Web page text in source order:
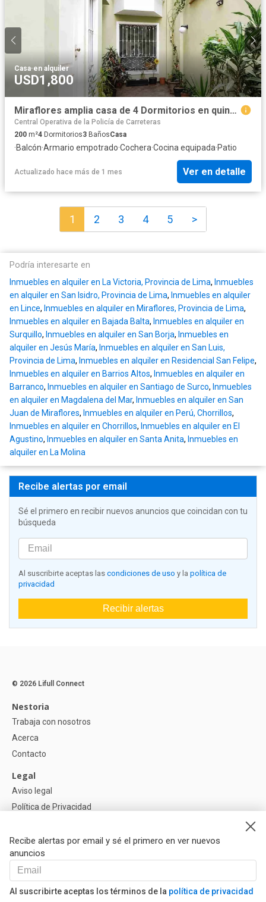
Casa·en alquiler
USD1,800
Miraflores amplia casa de 4 Dormitorios en quinta, excelente ubicación
Central Operativa de la Policía de Carreteras
200 m²4 Dormitorios3 BañosCasa
·Balcón·Armario empotrado·Cochera·Cocina equipada·Patio
Actualizado hace más de 1 mes Ver en detalle
1 2 3 4 5 >
Podría interesarte en
Inmuebles en alquiler en La Victoria, Provincia de Lima, Inmuebles
en alquiler en San Isidro, Provincia de Lima, Inmuebles en alquiler
en Lince, Inmuebles en alquiler en Miraflores, Provincia de Lima,
Inmuebles en alquiler en Bajada Balta, Inmuebles en alquiler en
Surquillo, Inmuebles en alquiler en San Borja, Inmuebles en
alquiler en Jesús María, Inmuebles en alquiler en San Luis,
Provincia de Lima, Inmuebles en alquiler en Residencial San Felipe,
Inmuebles en alquiler en Barrios Altos, Inmuebles en alquiler en
Barranco, Inmuebles en alquiler en Santiago de Surco, Inmuebles
en alquiler en Magdalena del Mar, Inmuebles en alquiler en San
Juan de Miraflores, Inmuebles en alquiler en Perú, Chorrillos,
Inmuebles en alquiler en Chorrillos, Inmuebles en alquiler en El
Agustino, Inmuebles en alquiler en Santa Anita, Inmuebles en
alquiler en La Molina
Recibe alertas por email
Sé el primero en recibir nuevos anuncios que coincidan con tu
búsqueda
Al suscribirte aceptas las condiciones de uso y la política de
privacidad
Recibir alertas
Recibe alertas por email y sé el primero en ver nuevos
anuncios
Al suscribirte aceptas los términos de la política de privacidad
© 2026 Lifull Connect
Nestoria
Trabaja con nosotros
Acerca
Contacto
Legal
Aviso legal
Política de Privacidad
Ayuda
Preguntas
Nuestros Partners
Libro de reclamaciones